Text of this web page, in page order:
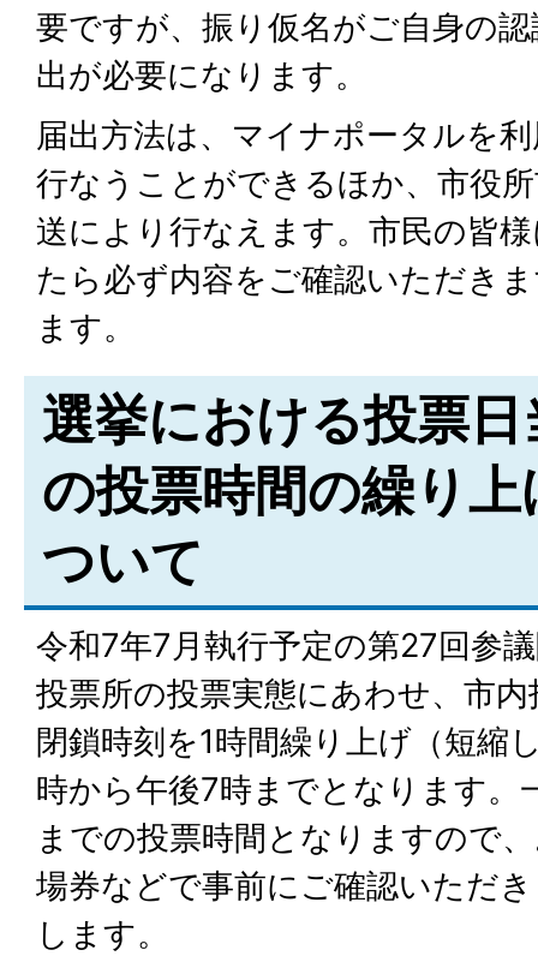
要ですが、振り仮名がご自身の
出が必要になります。
届出方法は、マイナポータルを
行なうことができるほか、市役
送により行なえます。市民の皆
たら必ず内容をご確認いただき
ます。
選挙における投票
の投票時間の繰り
ついて
令和7年7月執行予定の第27回参
投票所の投票実態にあわせ、市
閉鎖時刻を1時間繰り上げ（短縮
時から午後7時までとなります。
までの投票時間となりますので
場券などで事前にご確認いただ
します。